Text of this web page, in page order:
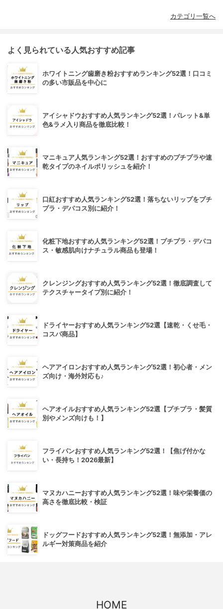
カテゴリ一覧へ
よく見られている人気おすすめ記事
ホワイトニング歯磨き粉おすすめランキング52選！口コミ
の多い市販品を中心に
アイシャドウおすすめ人気ランキング52選！パレット&単
色&ラメ入り商品を徹底比較！
マニキュア人気ランキング52選！おすすめのプチプラや速
乾タイプのネイルポリッシュを紹介！
口紅おすすめ人気ランキング52選！落ちないリップをプチ
プラ・デパコス別に紹介！
化粧下地おすすめ人気ランキング52選！プチプラ・デパコ
ス・敏感肌向けナチュラル商品も登場！
クレンジングおすすめ人気ランキング52選！徹底調査して
テクスチャータイプ別に紹介！
ドライヤーおすすめ人気ランキング52選【速乾・くせ毛・
コスパ商品】
ヘアアイロンおすすめ人気ランキング52選！初心者・メン
ズ向け・海外対応も♪
ヘアオイルおすすめ人気ランキング52選【プチプラ・髪質
別やメンズ向けも！】
フライパンおすすめ人気ランキング52選！【焦げ付かな
い・長持ち！2026最新】
マヌカハニーおすすめ人気ランキング52選！味や栄養価の
高さを徹底比較・検証
ドッグフードおすすめ人気ランキング52選！無添加・アレ
ルギー対策商品を紹介
HOME